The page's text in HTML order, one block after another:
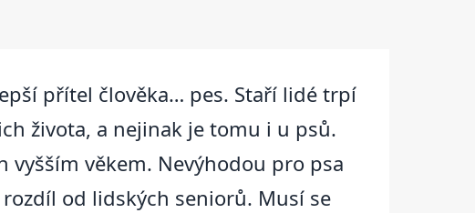
přítel člověka… pes. Staří lidé trpí
života, a nejinak je tomu i u psů.
věkem. Nevýhodou pro psa
od lidských seniorů. Musí se